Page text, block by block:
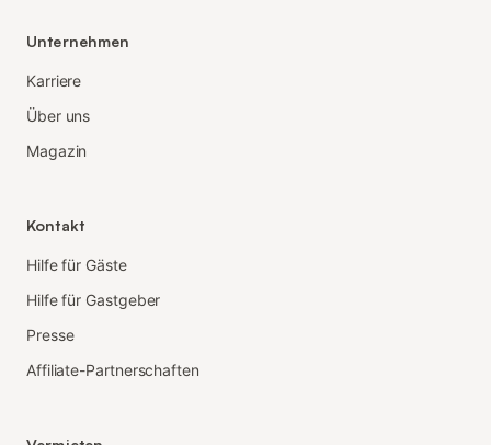
Unternehmen
Karriere
Über uns
Magazin
Kontakt
Hilfe für Gäste
Hilfe für Gastgeber
Presse
Affiliate-Partnerschaften